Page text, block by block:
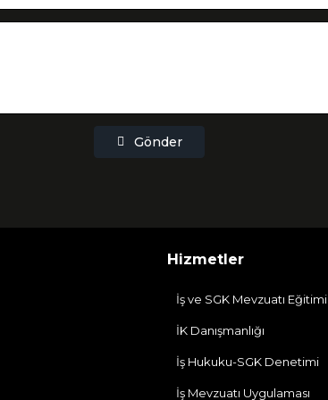
Gönder
Hizmetler
İş ve SGK Mevzuatı Eğitimi
İK Danışmanlığı
İş Hukuku-SGK Denetimi
İş Mevzuatı Uygulaması